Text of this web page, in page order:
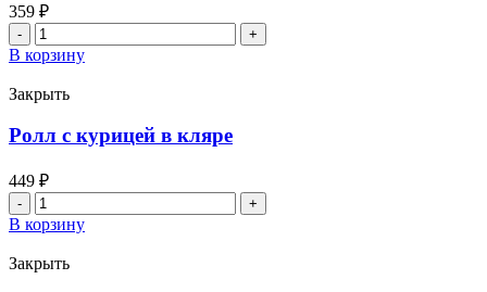
359 ₽
Количество
товара
Ролл
запеченный
сырный
В корзину
Закрыть
Ролл с курицей в кляре
449 ₽
Количество
товара
Ролл
с
курицей
В корзину
Закрыть